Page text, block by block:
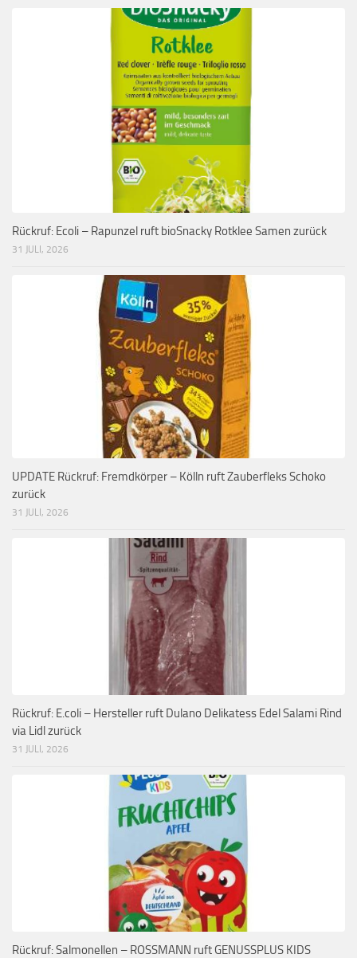
Rückruf: Ecoli – Rapunzel ruft bioSnacky Rotklee Samen zurück
31 JULI, 2026
UPDATE Rückruf: Fremdkörper – Kölln ruft Zauberfleks Schoko
zurück
31 JULI, 2026
Rückruf: E.coli – Hersteller ruft Dulano Delikatess Edel Salami Rind
via Lidl zurück
31 JULI, 2026
Rückruf: Salmonellen – ROSSMANN ruft GENUSSPLUS KIDS